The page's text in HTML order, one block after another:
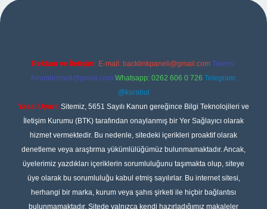
giriş
Reklam ve İletişim: E-mail: backlinkpaneli@gmail.com Teams:
forumhizmeti@gmail.com Whatsapp: 0262 606 0 726 Telegram:
@karabul
Yasal Uyarı: Sitemiz, 5651 Sayılı Kanun gereğince Bilgi Teknolojileri ve
İletişim Kurumu (BTK) tarafından onaylanmış bir Yer Sağlayıcı olarak
hizmet vermektedir. Bu nedenle, sitedeki içerikleri proaktif olarak
denetleme veya araştırma yükümlülüğümüz bulunmamaktadır. Ancak,
üyelerimiz yazdıkları içeriklerin sorumluluğunu taşımakta olup, siteye
üye olarak bu sorumluluğu kabul etmiş sayılırlar. Bu internet sitesi,
herhangi bir marka, kurum veya şahıs şirketi ile hiçbir bağlantısı
bulunmamaktadır. Sitede yalnızca kendi hazırladığımız makaleler